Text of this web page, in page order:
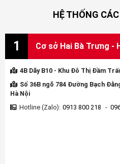
https://www.facebook.com/
►Youtube:
https://www.youtube.com/
► Website:
Thẻ bài viết:
HỆ THỐNG
1 Cơ sở Hai Bà Trưng -
4B Dãy B10 - Khu Đô Thị Đầm
Số 36B ngõ 784 Đường Bạch
Hà Nội
Hotline (Zalo): 0913 800 218 -